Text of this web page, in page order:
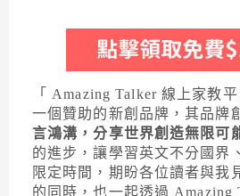
「 Amazing Talker 線上家教
一個贊助的新創品牌，其品牌
言鴻溝，分享世界創造無限可
的進步，讓學習英文不分國界
限定時間，期盼各位讀者與我
的同時，也一起透過 Amazing